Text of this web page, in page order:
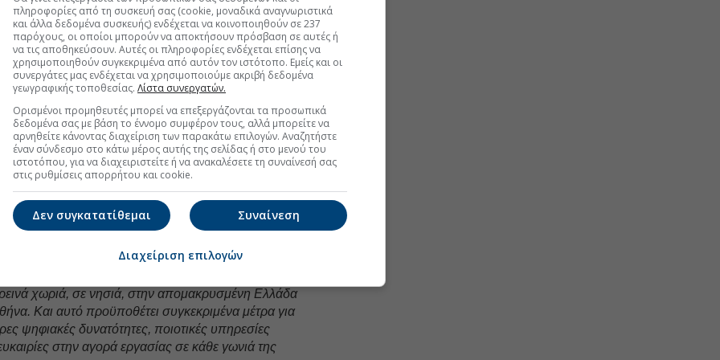
αίτημα ευρέων λαϊκών στρωμάτων για υψηλότερα
η χώρα έναολοκληρωμένο χωροταξικό και
τρεις εκκρεμότητες: χωροταξικός
για τις ανανεώσιμες πηγές ενέργειας και για τον
τοπικά και τα ειδικά πολεοδομικά σχέδια. Όλα αυτά
προσπάθεια γι' αυτό, μπορούν να
προστασία του περιβάλλοντος και στην περαιτέρω
διότι είναι εθνική ανάγκη.
μετά την Ιταλία. Εάν δεν πάρουμε πιο προχωρημένα
ζήτημα και στο εθνικό, αλλά προφανώς και στο
πολύ την ισότητα ευκαιριών και την κοινωνική
συνοχή. Θέλουμε ίσες ευκαιρίες για τα
χωριά, σε νησιά, στην απομακρυσμένη Ελλάδα
Και αυτό προϋποθέτει συγκεκριμένα μέτρα για
ψηφιακές δυνατότητες, ποιοτικές υπηρεσίες
στην αγορά εργασίας σε κάθε γωνιά της
πληροφορίες από τη συσκευή σας (cookie, μοναδικά αναγνωριστικά
και άλλα δεδομένα συσκευής) ενδέχεται να κοινοποιηθούν σε 237
παρόχους, οι οποίοι μπορούν να αποκτήσουν πρόσβαση σε αυτές ή
να τις αποθηκεύσουν. Αυτές οι πληροφορίες ενδέχεται επίσης να
χρησιμοποιηθούν συγκεκριμένα από αυτόν τον ιστότοπο. Εμείς και οι
συνεργάτες μας ενδέχεται να χρησιμοποιούμε ακριβή δεδομένα
γεωγραφικής τοποθεσίας. Λίστα συνεργατών.
Ορισμένοι προμηθευτές μπορεί να επεξεργάζονται τα προσωπικά
δεδομένα σας με βάση το έννομο συμφέρον τους, αλλά μπορείτε να
αρνηθείτε κάνοντας διαχείριση των παρακάτω επιλογών. Αναζητήστε
έναν σύνδεσμο στο κάτω μέρος αυτής της σελίδας ή στο μενού του
ιστοτόπου, για να διαχειριστείτε ή να ανακαλέσετε τη συναίνεσή σας
στις ρυθμίσεις απορρήτου και cookie.
Συναίνεση
Δεν συγκατατίθεμαι
Διαχείριση επιλογών